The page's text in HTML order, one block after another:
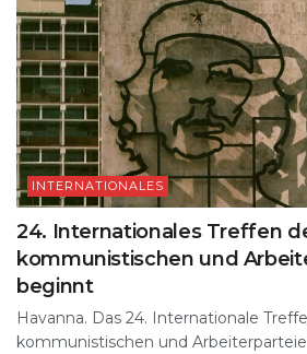
INTERNATIONALES
24. Internationales Treffen
kommunistischen und
beginnt
Havanna. Das 24. Internationale
kommunistischen und